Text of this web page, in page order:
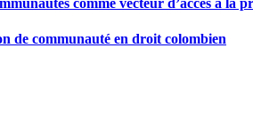
comme vecteur d’accès à la
de communauté en droit colombien